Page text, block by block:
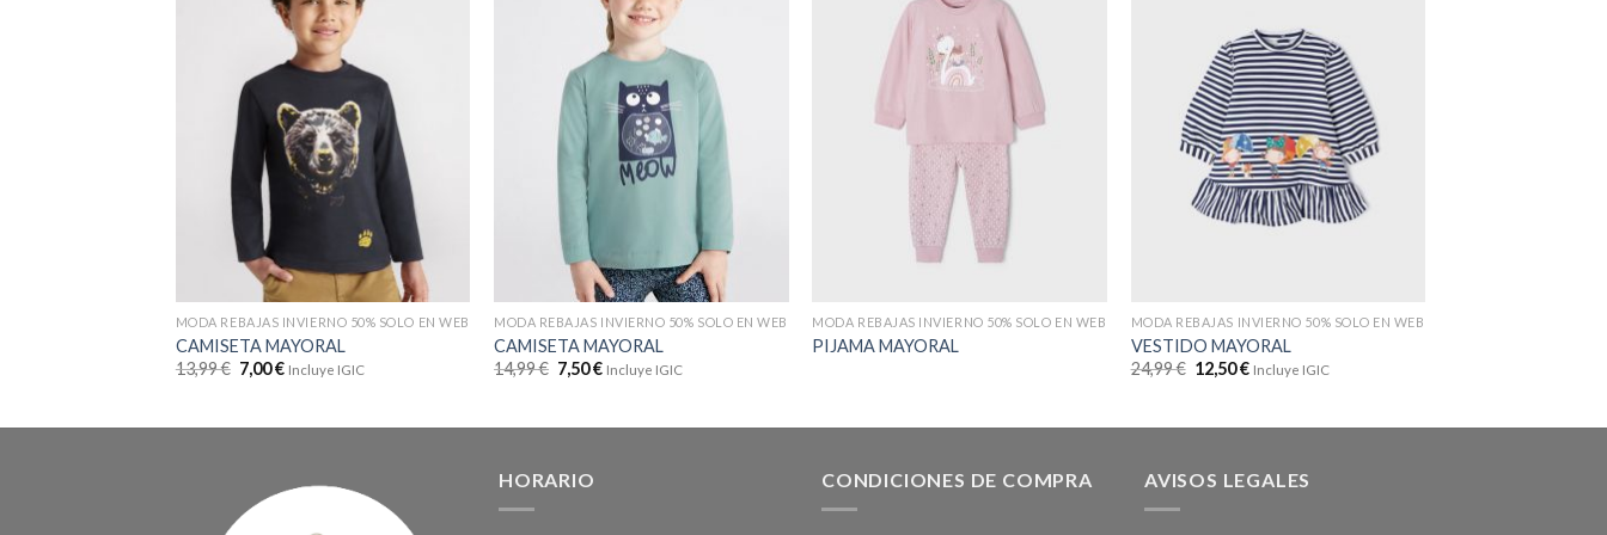
MODA REBAJAS INVIERNO 50% SOLO EN WEB
CAMISETA MAYORAL
13,99€ 7,00€ Incluye IGIC
MODA REBAJAS INVIERNO 50% SOLO EN WEB
CAMISETA MAYORAL
14,99€ 7,50€ Incluye IGIC
MODA REBAJAS INVIERNO 50% SOLO EN WEB
PIJAMA MAYORAL
MODA REBAJAS INVIERNO 50% SOLO EN WEB
VESTIDO MAYORAL
24,99€ 12,50€ Incluye IGIC
HORARIO CONDICIONES DE COMPRA AVISOS LEGALES